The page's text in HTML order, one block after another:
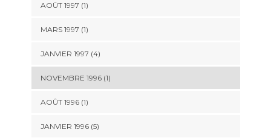
AOÛT 1997 (1)
MARS 1997 (1)
JANVIER 1997 (4)
NOVEMBRE 1996 (1)
AOÛT 1996 (1)
JANVIER 1996 (5)